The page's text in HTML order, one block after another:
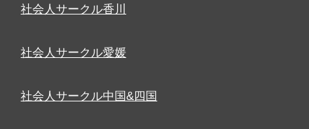
社会人サークル香川
社会人サークル愛媛
社会人サークル中国&四国